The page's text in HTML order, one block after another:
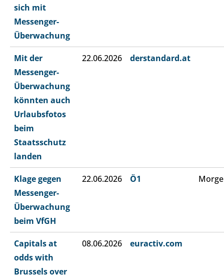
sich mit
Messenger-
Überwachung
Mit der
Messenger-
Überwachung
könnten auch
Urlaubsfotos
beim
Staatsschutz
landen
22.06.2026 derstandard.at
Klage gegen
Messenger-
Überwachung
beim VfGH
22.06.2026 Ö1
Capitals at
odds with
Brussels over
08.06.2026 euractiv.com